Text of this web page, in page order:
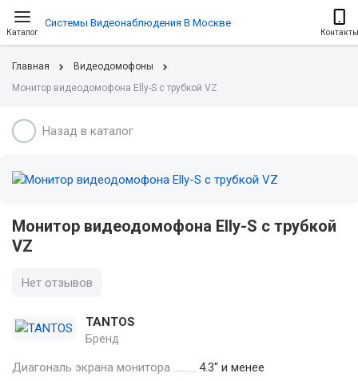
Каталог
Системы Видеонаблюдения В Москве
Контакты
Главная
Видеодомофоны
Монитор видеодомофона Elly-S с трубкой VZ
Назад в каталог
Монитор видеодомофона Elly-S с трубкой
VZ
Нет отзывов
TANTOS
Бренд
Диагональ экрана монитора
4.3" и менее